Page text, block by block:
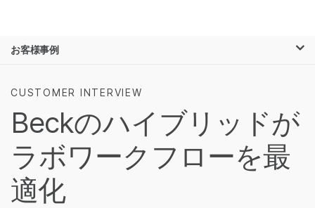
ソリューション
ラーニング
企業情報
サポート
お気に入りの分野を選択
お客様事例
CUSTOMER INTERVIEW
Beckのハイブリッドが
ラボワークフローを最
適化
お気に入りの分野を選択すると、関連性の
がん研究
微生物研究
農学研究
複雑な疾患
生殖医学
遺伝性および希少疾